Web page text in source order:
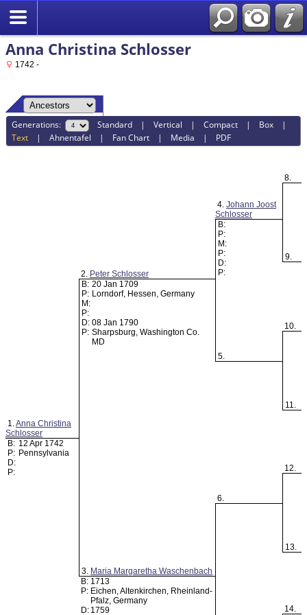
Anna Christina Schlosser
1742 -
Generations: Standard |Vertical |Compact | Box |
Text |Ahnentafel | Fan Chart | Media | PDF
1.Anna Christina
Schlosser
B: 12 Apr 1742
P: Pennsylvania
D:
P:
2. Peter Schlosser
B: 20 Jan 1709
P: Lorndorf, Hessen, Germany
M:
P:
D: 08 Jan 1790
P: Sharpsburg, Washington Co.
MD
4. Johann Joost
Schlosser
B:
P:
M:
P:
D:
P:
8.
9.
5.
10.
11.
3. Maria Margaretha Waschenbach
B: 1713
P: Eichen, Altenkirchen, Rheinland-
Pfalz, Germany
D: 1759
6.
12.
13.
14.